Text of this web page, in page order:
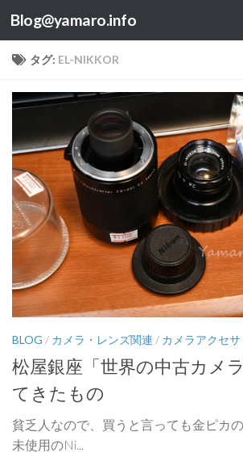
コンテンツへスキップ
Blog@yamaro.info
タグ: EL-NIKKOR
BLOG / カメラ・レンズ関連 / カメラアクセサ
松屋銀座「世界の中古カメ
てきたもの
貧乏人なので、買うと言っても金ピカ
未使用のNi...